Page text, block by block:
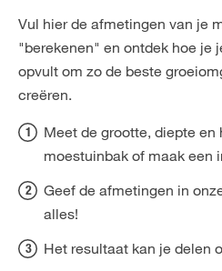
Vul hier de afmetingen van je
"berekenen" en ontdek hoe je
opvult om zo de beste
creëren.
Meet de grootte, diepte en
moestuinbak of maak een
Geef de afmetingen in
alles!
Het resultaat kan je delen